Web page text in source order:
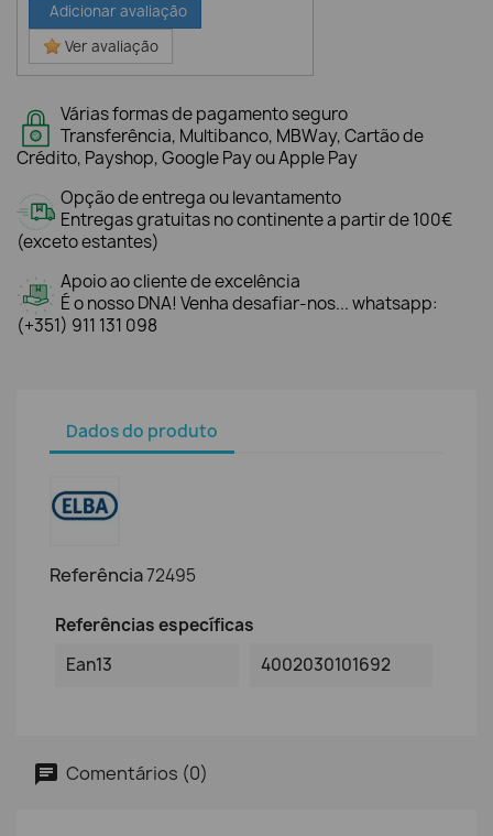
Adicionar avaliação
Ver avaliação
Várias formas de pagamento seguro
Transferência, Multibanco, MBWay, Cartão de
Crédito, Payshop, Google Pay ou Apple Pay
Opção de entrega ou levantamento
Entregas gratuitas no continente a partir de 100€
(exceto estantes)
Apoio ao cliente de excelência
É o nosso DNA! Venha desafiar-nos... whatsapp:
(+351) 911 131 098
Dados do produto
Referência72495
Referências específicas
Ean13
4002030101692
Comentários (0)